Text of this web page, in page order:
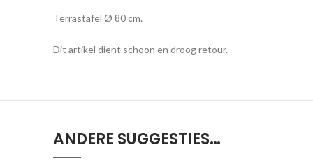
Terrastafel Ø 80 cm.
Dit artikel dient schoon en droog retour.
ANDERE SUGGESTIES…